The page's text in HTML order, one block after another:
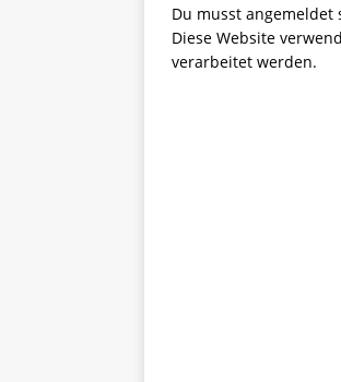
Du musst angemeldet
Diese Website
verarbeitet werden.